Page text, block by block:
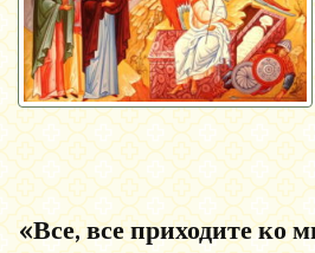
«Все, все приходите ко